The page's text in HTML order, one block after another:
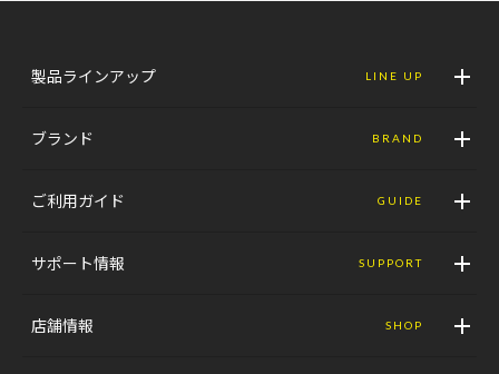
製品ラインアップ LINE UP
ブランド BRAND
ご利用ガイド GUIDE
サポート情報 SUPPORT
店舗情報 SHOP